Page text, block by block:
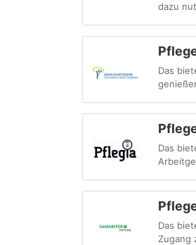
dazu
Das
Das
Das
Zugang